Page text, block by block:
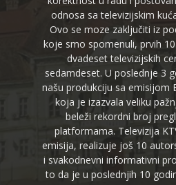
odnosa sa televizijskim
Ovo se moze zaključiti iz
koje smo spomenuli, prvih
dvadeset televizijskih
sedamdeset. U poslednje 3
našu produkciju sa emisijom
koja je izazvala veliku
beleži rekordni broj
platformama. Televizija
emisija, realizuje još 10
i svakodnevni informativni
to da je u poslednjih 10